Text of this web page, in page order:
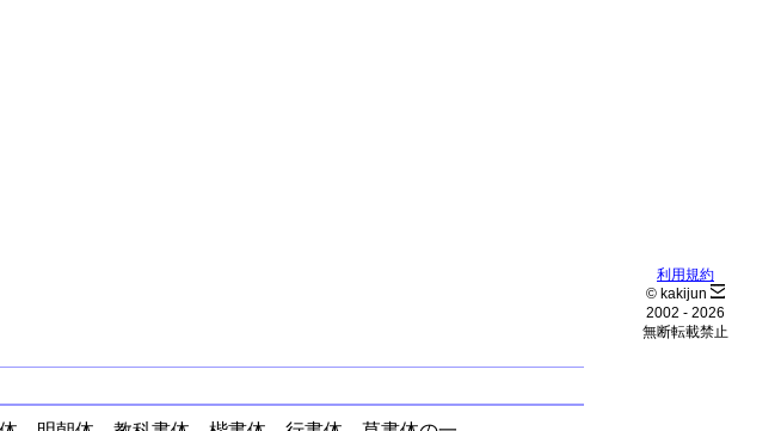
利用規約
© kakijun
2002 - 2026
無断転載禁止